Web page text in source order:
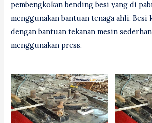
pembengkokan bending besi yang di
menggunakan bantuan tenaga ahli. Besi
dengan bantuan tekanan mesin
menggunakan press.